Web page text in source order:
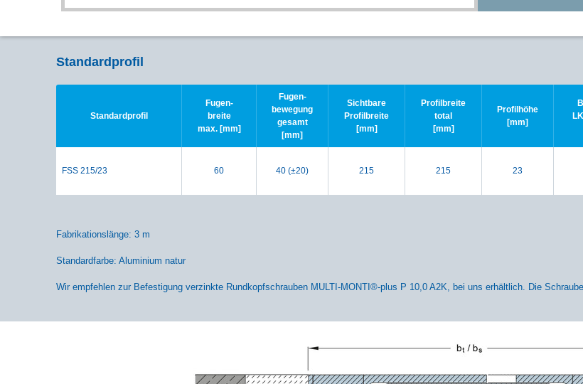
Standardprofil
Standardprofil
Fugen-
breite
max. [mm]
Fugen-
bewegung
gesamt
[mm]
Sichtbare
Profilbreite
[mm]
Profilbreite
total
[mm]
Profilhöhe
[mm]
FSS 215/23 60 40 (±20) 215 215 23
Fabrikationslänge: 3 m
Standardfarbe: Aluminium natur
Wir empfehlen zur Befestigung verzinkte Rundkopfschrauben MULTI-MONTI®-plus P 10,0 A2K, bei uns erhältlich. Die